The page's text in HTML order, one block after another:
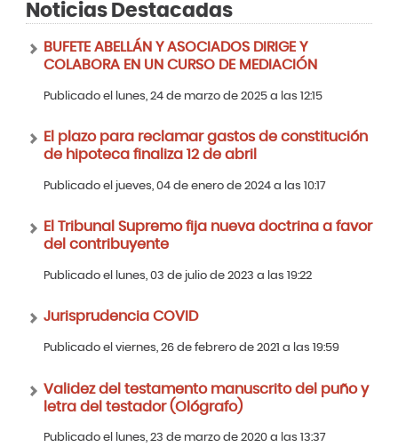
Noticias Destacadas
BUFETE ABELLÁN Y ASOCIADOS DIRIGE Y
COLABORA EN UN CURSO DE MEDIACIÓN
Publicado el lunes, 24 de marzo de 2025 a las 12:15
El plazo para reclamar gastos de constitución
de hipoteca finaliza 12 de abril
Publicado el jueves, 04 de enero de 2024 a las 10:17
El Tribunal Supremo fija nueva doctrina a favor
del contribuyente
Publicado el lunes, 03 de julio de 2023 a las 19:22
Jurisprudencia COVID
Publicado el viernes, 26 de febrero de 2021 a las 19:59
Validez del testamento manuscrito del puño y
letra del testador (Ológrafo)
Publicado el lunes, 23 de marzo de 2020 a las 13:37